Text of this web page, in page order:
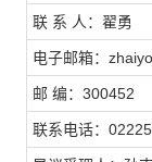
联 系 人：翟勇
电子邮箱：
邮 编：300452
联系电话：